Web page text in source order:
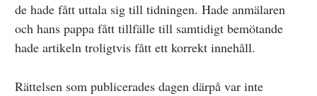
de hade fått uttala sig till tidningen. Hade anmälaren
och hans pappa fått tillfälle till samtidigt bemötande
hade artikeln troligtvis fått ett korrekt innehåll.
Rättelsen som publicerades dagen därpå var inte